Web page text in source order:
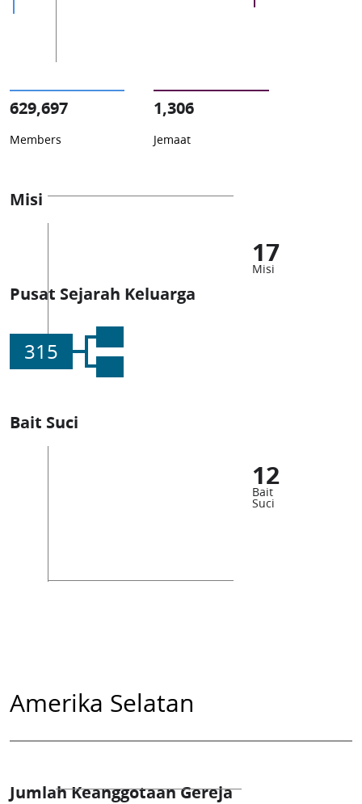
629,697
Members
1,306
Jemaat
Misi
17
Misi
Pusat Sejarah Keluarga
315
Bait Suci
12
Bait
Suci
Amerika Selatan
Jumlah Keanggotaan Gereja